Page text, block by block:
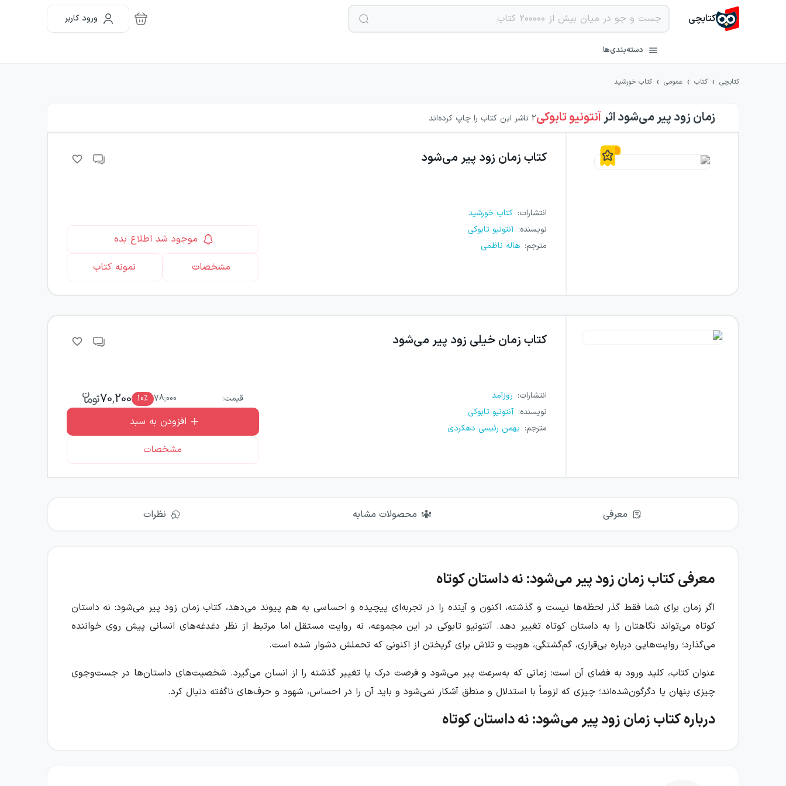
کتابچی ورود کاربر
دسته‌بندی‌ها
کتابچی › کتاب › عمومی › کتاب خورشید
زمان زود پیر می‌شوداثرآنتونیو تابوکی2 ناشر این کتاب را چاپ کرده‌اند
کتاب زمان زود پیر می‌شود
انتشارات: کتاب خورشید
نویسنده: آنتونیو تابوکی
مترجم: هاله ناظمی
موجود شد اطلاع بده
مشخصات
نمونه کتاب
کتاب زمان خیلی زود پیر می‌شود
انتشارات: روزآمد
نویسنده: آنتونیو تابوکی
مترجم: بهمن رئیسی دهکردی
قیمت: 78,000
10٪ 70,200
افزودن به سبد
مشخصات
معرفی محصولات مشابه نظرات
معرفی کتاب زمان زود پیر می‌شود: نه داستان کوتاه
اگر زمان برای شما فقط گذر لحظه‌ها نیست و گذشته، اکنون و آینده را در تجربه‌ای پیچیده و احساسی به هم پیوند می‌دهد، کتاب زمان زود پیر می‌شود: نه داستان
کوتاه می‌تواند نگاهتان را به داستان کوتاه تغییر دهد. آنتونیو تابوکی در این مجموعه، نه روایت مستقل اما مرتبط از نظر دغدغه‌های انسانی پیش روی خواننده
می‌گذارد؛ روایت‌هایی درباره بی‌قراری، گم‌گشتگی، هویت و تلاش برای گریختن از اکنونی که تحملش دشوار شده است.
عنوان کتاب، کلید ورود به فضای آن است: زمانی که به‌سرعت پیر می‌شود و فرصت درک یا تغییر گذشته را از انسان می‌گیرد. شخصیت‌های داستان‌ها در جست‌وجوی
چیزی پنهان یا دگرگون‌شده‌اند؛ چیزی که لزوماً با استدلال و منطق آشکار نمی‌شود و باید آن را در احساس، شهود و حرف‌های ناگفته دنبال کرد.
درباره کتاب زمان زود پیر می‌شود: نه داستان کوتاه